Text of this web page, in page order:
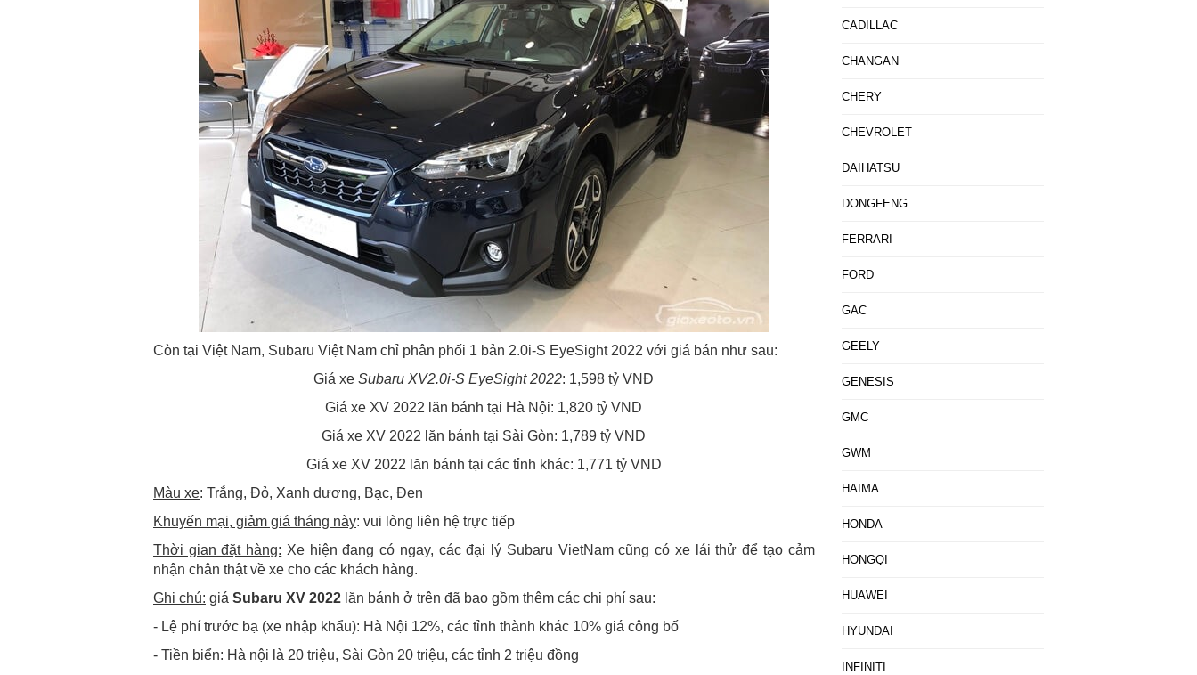
Còn tại Việt Nam, Subaru Việt Nam chỉ phân phối 1 bản 2.0i-S EyeSight 2022 với giá bán như sau:
Giá xeSubaru XV2.0i-S EyeSight 2022: 1,598 tỷ VNĐ
Giá xe XV 2022 lăn bánh tại Hà Nội: 1,820 tỷ VND
Giá xe XV 2022 lăn bánh tại Sài Gòn: 1,789 tỷ VND
Giá xe XV 2022 lăn bánh tại các tỉnh khác: 1,771 tỷ VND
Màu xe: Trắng, Đỏ, Xanh dương, Bạc, Đen
Khuyến mại, giảm giá tháng này: vui lòng liên hệ trực tiếp
Thời gian đặt hàng: Xe hiện đang có ngay, các đại lý Subaru VietNam cũng có xe lái thử để tạo cảm
nhận chân thật về xe cho các khách hàng.
Ghi chú: giá Subaru XV 2022 lăn bánh ở trên đã bao gồm thêm các chi phí sau:
- Lệ phí trước bạ (xe nhập khẩu): Hà Nội 12%, các tỉnh thành khác 10% giá công bố
- Tiền biển: Hà nội là 20 triệu, Sài Gòn 20 triệu, các tỉnh 2 triệu đồng
CADILLAC
CHANGAN
CHERY
CHEVROLET
DAIHATSU
DONGFENG
FERRARI
FORD
GAC
GEELY
GENESIS
GMC
GWM
HAIMA
HONDA
HONGQI
HUAWEI
HYUNDAI
INFINITI